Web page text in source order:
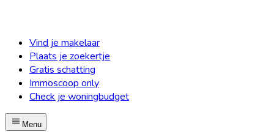
Vind je makelaar
Plaats je zoekertje
Gratis schatting
Immoscoop only
Check je woningbudget
Menu